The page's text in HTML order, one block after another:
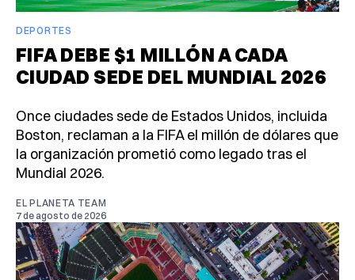
DEPORTES
FIFA DEBE $1 MILLÓN A CADA
CIUDAD SEDE DEL MUNDIAL 2026
Once ciudades sede de Estados Unidos, incluida
Boston, reclaman a la FIFA el millón de dólares que
la organización prometió como legado tras el
Mundial 2026.
EL PLANETA TEAM
7 de agosto de 2026